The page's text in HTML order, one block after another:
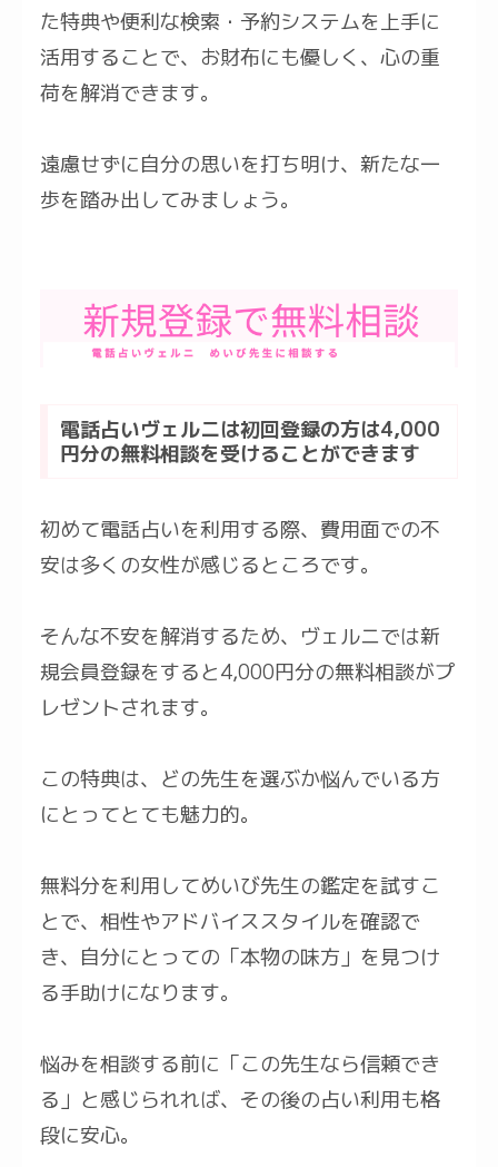
た特典や便利な検索・予約システムを上手に
活用することで、お財布にも優しく、心の重
荷を解消できます。
遠慮せずに自分の思いを打ち明け、新たな一
歩を踏み出してみましょう。
電話占いヴェルニは初回登録の方は4,000
円分の無料相談を受けることができます
初めて電話占いを利用する際、費用面での不
安は多くの女性が感じるところです。
そんな不安を解消するため、ヴェルニでは新
規会員登録をすると4,000円分の無料相談がプ
レゼントされます。
この特典は、どの先生を選ぶか悩んでいる方
にとってとても魅力的。
無料分を利用してめいび先生の鑑定を試すこ
とで、相性やアドバイススタイルを確認で
き、自分にとっての「本物の味方」を見つけ
る手助けになります。
悩みを相談する前に「この先生なら信頼でき
る」と感じられれば、その後の占い利用も格
段に安心。